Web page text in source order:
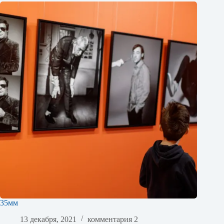
35мм
13 декабря, 2021
комментария 2